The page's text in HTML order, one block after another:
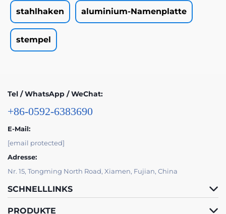
stahlhaken aluminium-Namenplatte
stempel
Tel / WhatsApp / WeChat:
+86-0592-6383690
E-Mail:
[email protected]
Adresse:
Nr. 15, Tongming North Road, Xiamen, Fujian, China
SCHNELLLINKS
PRODUKTE